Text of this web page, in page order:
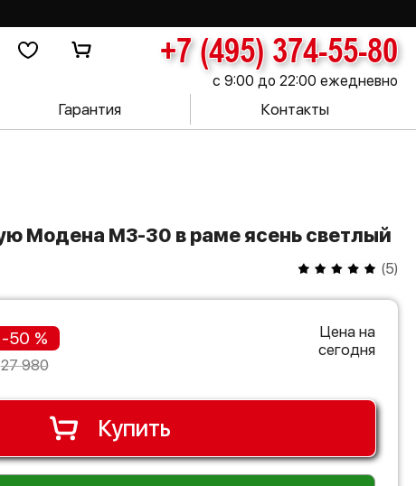
+7 (495) 374-55-80
с 9:00 до 22:00 ежедневно
Гарантия Контакты
Модена МЗ-30 в раме ясень светлый
(5)
-50 %
27 980
Цена на
сегодня
Купить